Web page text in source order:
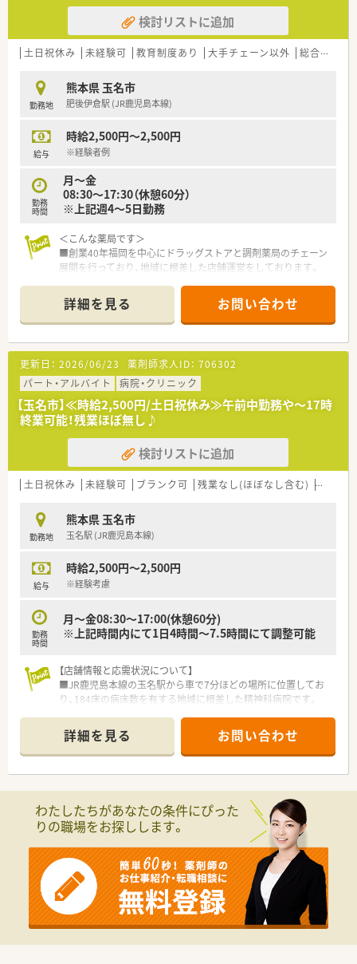
医療の提供を実現しています。
○全店「同一の機械・システム」を採用しており、且つ処方箋の応
需内容が多岐にわたる（敷地内・病院門前・医療モール・CL門前）
ので、
○長期就業＆自己研讃を続ける事で給与があがる仕組みになっ
ており、将来的に高年収も狙う事が出来ます。
○インターネットを使って処方薬の飲み方を遠隔指導する「オン
今後も病院の「敷地内薬局」の推進、女性客の取り込みを狙う
店舗でデザインの一新。
成長を続けています。
○どの店舗も、最新システムが整っています！
○各種研修制度充実！（入社時研修、新任薬局長研修、薬局長研
修、マネージャー研修、
認定薬剤師取得支援制度、各種学会参加、大学院奨学資金制
海外研修を含めて50種類以上の研修プログラムで社員の成長
をサポートしてくれます。
〇個別の教育プログラムによってスキルアップをサポート！
を追って
5年の教育プログラムを実施しています。
＼福利厚生／
〇「社員第一主義」を掲げている同社では、福利厚生面が手厚く
年間休日120日以上、「連続休暇制度（年に1回、最大9連休を取
得できる制度）」等
プライベートも充実出来る様にワークライフバランスを後押
ししてくれる制度が充実しています。
〇社員割引制度、財形貯蓄制度、スポーツジム優待等が受けられ
提携の保養施設は全国に40ヵ所あります。
〇産休・育休・時短勤務者2,097人以上等、どれも業界トップクラ
スの実績!
育児休業より復帰後、1日最大2時間短縮して勤務できる制度
です。
用可能♪
〇転居を伴う異動のある採用枠もありますが(転居を伴わない採
用も可)
れます。
検討リストに追加
土日祝休み 未経験可 教育制度あり 大手チェーン以外 総合科目
勤務地
熊本県 玉名市
肥後伊倉駅 (JR鹿児島本線)
給与
時給2,500円～2,500円
※経験者例
勤務
時間
月～金
08:30～17:30（休憩60分）
※上記週4～5日勤務
＜こんな薬局です＞
■創業40年福岡を中心にドラッグストアと調剤薬局のチェーン
展開を行っており、地域に根差した店舗運営をしております。
ーツイベントの協賛や実施を通じて地域医療サポートに取り組
んでおります。
■調剤ロボット等、最新の調剤機器を導入し調剤・監査業務を効
率化することで薬剤師の対人業務を強化しております。
■ドラッグ部門と調剤部門は分かれておりますのでOTCの知識
を身に着けながらもしっかりと分業ができております。
＜ワークライフ・バランスを推進＞
■社員の健康増進に取り組み、残業時間も毎年改善傾向で平均8
時間/月！ホワイト500にも認定されています！
■産育休からの復帰率97.2％(2022年6月時点）と女性も長く働
くことができる企業です。
■離職率7.4％（2021年度実績）と新卒からの定着率も高く「働き
やすい」と定評のある企業です。
す！
＜薬局としての取り組みについて＞
修の他、専門別研修として薬局経営学、労務管理なども学べま
す。
ので未経験の方でも安心できます。
■店舗売上に影響されない個人評価制度を導入。個人の取り組
みや努力が正当に評価される為やりがいがあります。
ト導入の最先端調剤薬局”の開局など、最先端技術を導入した取
り組みを積極的に行っております。
詳細を見る お問い合わせ
更新日： 2026/06/23 薬剤師求人ID： 706302
パート・アルバイト
病院・クリニック
【玉名市】≪時給2,500円/土日祝休み≫午前中勤務や～17時
終業可能！残業ほぼ無し♪
検討リストに追加
土日祝休み 未経験可 ブランク可 残業なし(ほぼなし含む) 転勤な
勤務地
熊本県 玉名市
玉名駅 (JR鹿児島本線)
給与
時給2,500円～2,500円
※経験考慮
勤務
時間
月～金08:30～17:00(休憩60分)
※上記時間内にて1日4時間～7.5時間にて調整可能
【店舗情報と応需状況について】
■JR鹿児島本線の玉名駅から車で7分ほどの場所に位置してお
り、184床の病床数を有する地域に根差した精神科病院です。
入院患者様への調剤や服薬指導が中心の業務内容となります。
■2026年3月現在は薬剤師2名体制で運営されており、処方箋枚
数に応じて無理のないペースで業務に取り組める環境です。
■今回は欠員補充による急募の案件であり、即戦力として貢献い
ただける方はもちろん、未経験の方の応募も歓迎しています。
■精神科医療に興味があり、患者様に寄り添った丁寧な服薬指導
やコミュニケーションを大切にできる方を求めております。
■チーム医療を重視しているため、医師や看護師など他職種と連
携しながら、柔軟に業務を遂行できる協調性のある方が理想で
す。
【法人特徴について】
■「生命だけは平等だ」という理念を掲げ、福岡県南部から熊本
県北部の地域において医療と介護のトータルケアを提供しま
詳細を見る お問い合わせ
わたしたちがあなたの条件にぴった
りの職場をお探しします。